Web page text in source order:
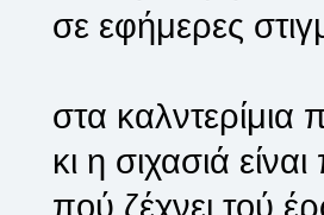
σε εφήμερες
στα καλντερίμια
κι η σιχασιά
πού ζέχνει τού